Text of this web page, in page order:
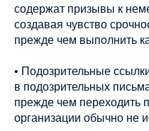
содержат призывы к
создавая чувство
прежде чем выполнить
• Подозрительные
в подозрительных
прежде чем переходить
организации обычно не